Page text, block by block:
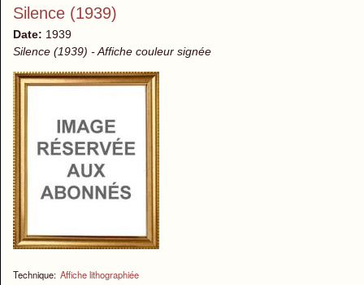
Silence (1939)
Date: 1939
Silence (1939) - Affiche couleur signée
Technique: Affiche lithographiée